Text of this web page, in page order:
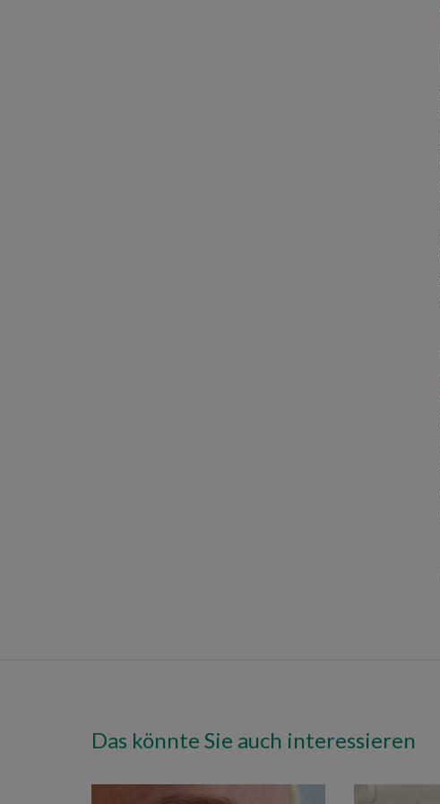
Das könnte Sie auch interessieren